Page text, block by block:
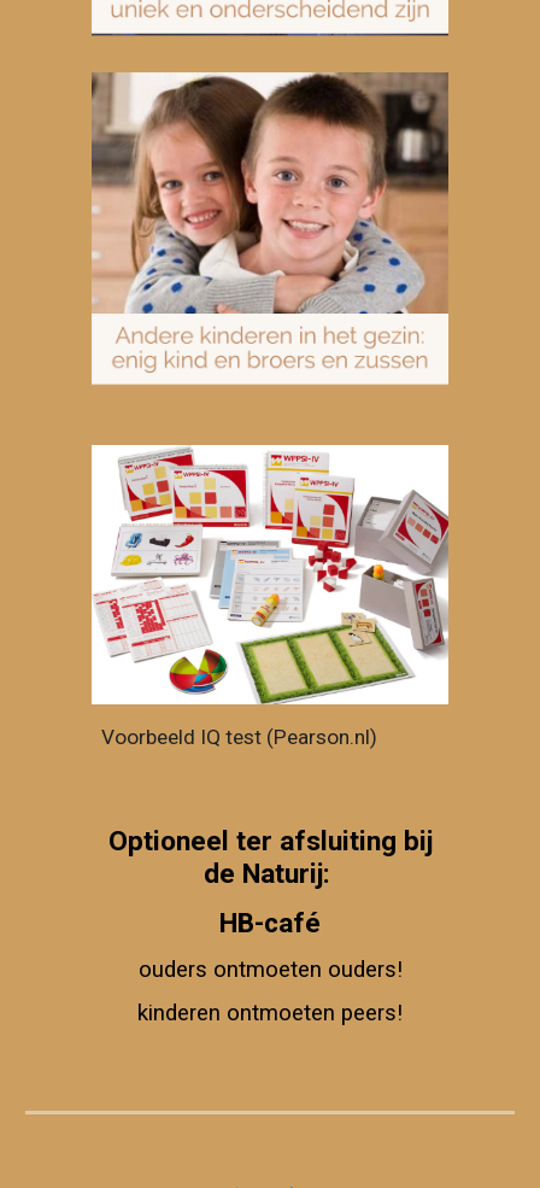
Voorbeeld IQ test (Pearson.nl)
Optioneel ter afsluiting bij
de Naturij:
HB-café
ouders ontmoeten ouders!
kinderen ontmoeten peers!